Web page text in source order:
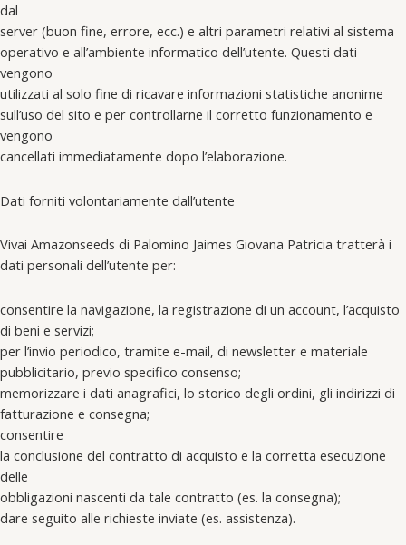
dal
server (buon fine, errore, ecc.) e altri parametri relativi al sistema
operativo e all’ambiente informatico dell’utente. Questi dati
vengono
utilizzati al solo fine di ricavare informazioni statistiche anonime
sull’uso del sito e per controllarne il corretto funzionamento e
vengono
cancellati immediatamente dopo l’elaborazione.
Dati forniti volontariamente dall’utente
Vivai Amazonseeds di Palomino Jaimes Giovana Patricia tratterà i
dati personali dell’utente per:
consentire la navigazione, la registrazione di un account, l’acquisto
di beni e servizi;
per l’invio periodico, tramite e-mail, di newsletter e materiale
pubblicitario, previo specifico consenso;
memorizzare i dati anagrafici, lo storico degli ordini, gli indirizzi di
fatturazione e consegna;
consentire
la conclusione del contratto di acquisto e la corretta esecuzione
delle
obbligazioni nascenti da tale contratto (es. la consegna);
dare seguito alle richieste inviate (es. assistenza).